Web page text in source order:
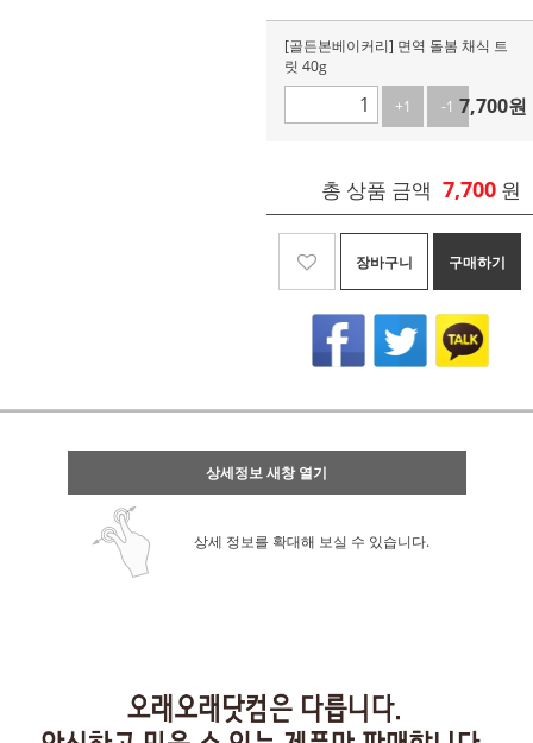
[골든본베이커리] 면역 돌봄 채식 트
릿 40g
+1
-1 7,700원
총 상품 금액 7,700 원
장바구니 구매하기
상세정보 새창 열기
상세 정보를 확대해 보실 수 있습니다.